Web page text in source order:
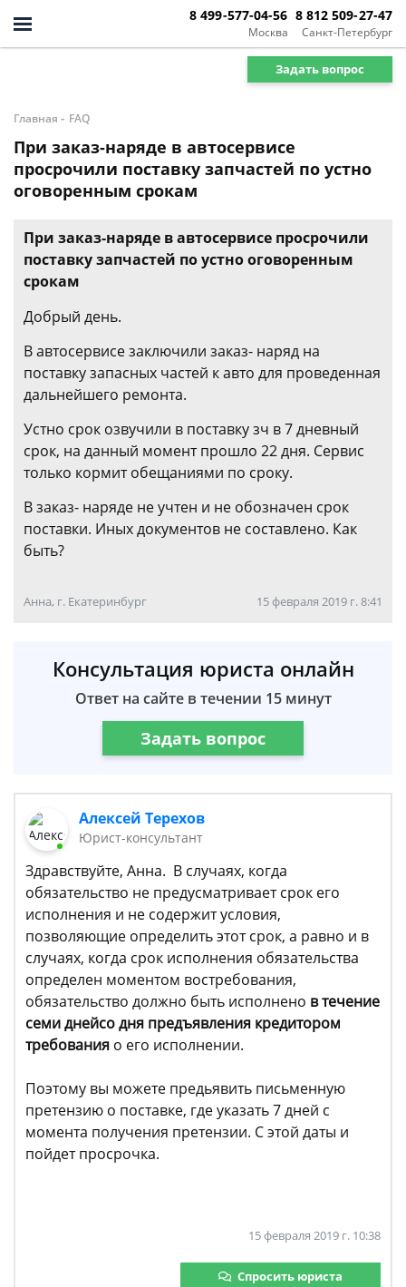
Москва
8 499-577-04-56
Санкт-Петербург
8 812 509-27-47
Задать вопрос
Главная - FAQ
При заказ-наряде в автосервисе
просрочили поставку запчастей по устно
оговоренным срокам
При заказ-наряде в автосервисе просрочили
поставку запчастей по устно оговоренным
срокам
Добрый день.
В автосервисе заключили заказ- наряд на
поставку запасных частей к авто для проведенная
дальнейшего ремонта.
Устно срок озвучили в поставку зч в 7 дневный
срок, на данный момент прошло 22 дня. Сервис
только кормит обещаниями по сроку.
В заказ- наряде не учтен и не обозначен срок
поставки. Иных документов не составлено. Как
быть?
Анна, г. Екатеринбург 15 февраля 2019 г. 8:41
Консультация юриста онлайн
Ответ на сайте в течении 15 минут
Задать вопрос
Алексей Терехов
Юрист-консультант
Здравствуйте, Анна. В случаях, когда
обязательство не предусматривает срок его
исполнения и не содержит условия,
позволяющие определить этот срок, а равно и в
случаях, когда срок исполнения обязательства
определен моментом востребования,
обязательство должно быть исполнено в течение
семи днейсо дня предъявления кредитором
требования о его исполнении.
Поэтому вы можете предьявить письменную
претензию о поставке, где указать 7 дней с
момента получения претензии. С этой даты и
пойдет просрочка.
15 февраля 2019 г. 10:38
Спросить юриста